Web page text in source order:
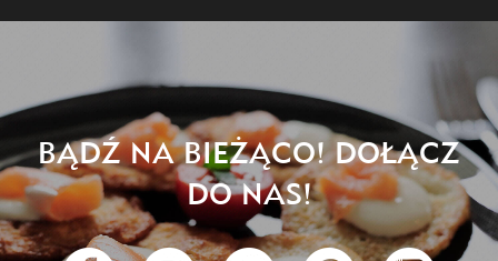
BĄDŹ NA BIEŻĄCO! DOŁĄCZ
DO NAS!